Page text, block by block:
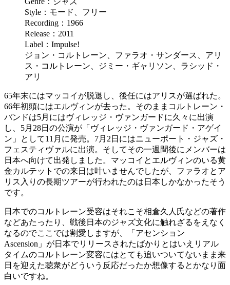
Style：モード、フリー
Recording：1966
Release：2011
Label：Impulse!
ジョン・コルトレーン、ファラオ・サンダース、アリ
ス・コルトレーン、ジミー・ギャリソン、ラシッド・
アリ
65年末にはマッコイが脱退し、後任にはアリスが選ばれた。
66年初頭にはエルヴィンが去った。そのままコルトレーン・
バンドは5月にはヴィレッジ・ヴァンガードに久々に出演
し、5月28日の公演が「ヴィレッジ・ヴァンガード・アゲイ
ン」として11月に発売。7月2日にはニューポート・ジャズ・
フェスティヴァルに出演。そしてその一週間後にメンバーは
日本へ向けて出発しました。マッコイとエルヴィンのいる黄
金カルテットでの来日は叶いませんでしたが、ファラオとア
リス入りの長期ツアーが行われたのは日本しかなかったそう
です。
日本でのコルトレーン受容はそれこそ相倉久人氏などの著作
などあたったり、戦後日本のジャズ文化に触れざるをえなく
なるのでここでは割愛しますが、「アセンション
Ascension」が日本でリリースされたばかりとはいえリアル
タイムのコルトレーン変容にはとても追いついてないまま来
日を迎えた聴衆がどういう反応だったか想像するとかなり面
白いですね。